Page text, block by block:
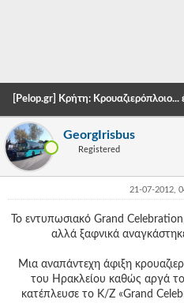
-
-
-
-
-
-
-
-
[Pelop.gr] Κρήτη:
GeorgIrisbus
Registered
21-07-2012,
Το εντυπωσιακό Grand
αλλά ξαφνικά
Μια αναπάντεχη άφιξη
του Ηρακλείου καθώς αργά
κατέπλευσε το Κ/Ζ «Grand